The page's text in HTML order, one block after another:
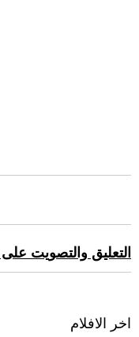
التعليق والتصويت
اخر الافلام